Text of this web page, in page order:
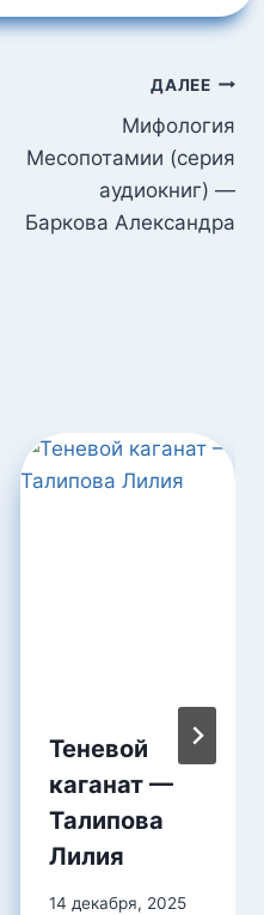
ДАЛЕЕ
Мифология
Месопотамии (серия
аудиокниг) —
Баркова Александра
Теневой
каганат —
Талипова
Лилия
14 декабря, 2025